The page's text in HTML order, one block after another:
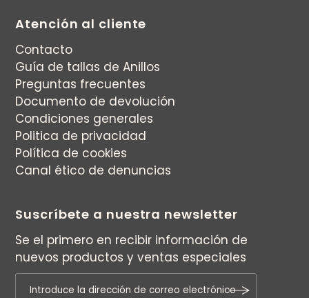
Atención al cliente
Contacto
Guía de tallas de Anillos
Preguntas frecuentes
Documento de devolución
Condiciones generales
Politica de privacidad
Política de cookies
Canal ético de denuncias
Suscríbete a nuestra newsletter
Se el primero en recibir información de
nuevos productos y ventas especiales